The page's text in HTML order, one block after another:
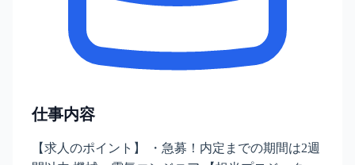
仕事内容
【求人のポイント】 ・急募！内定までの期間は2週